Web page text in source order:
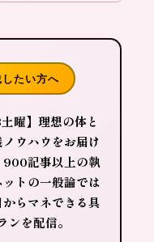
たい方へ
曜】理想の体と
ウハウをお届け
900記事以上の執
トの一般論では
らマネできる具
を配信。